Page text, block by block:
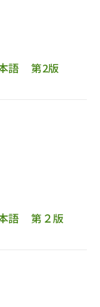
語 第2版
語 第２版